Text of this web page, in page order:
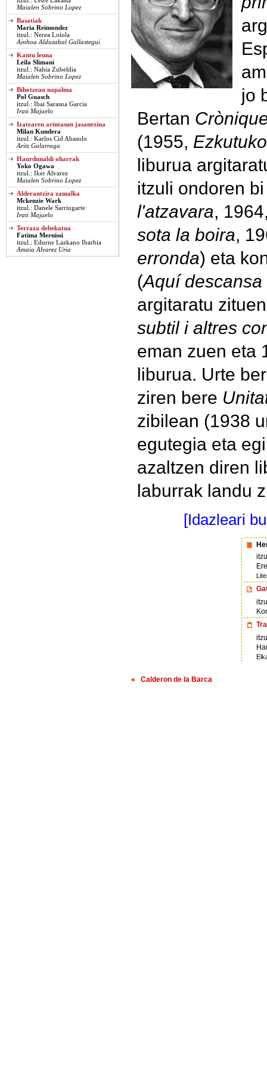
jo
Bertan
(1955,
liburua
itzuli ondoren
l'atzavara,
sota la boira,
erronda) eta
(Aquí
argitaratu
subtil i altres
eman zuen eta
liburua. Urte
ziren bere
zibilean (1938
egutegia eta
azaltzen diren
laburrak landu
[Idazleari
« Calderon de la Barca
Maialen Sobrino Lopez
Basatiak
Maria Reimondez
itzul.: Nerea Loiola
Ainhoa Aldazabal Gallastegui
Kantu leuna
Leila Slimani
itzul.: Nahia Zubeldia
Maialen Sobrino Lopez
Bihotzean napalma
Pol Guasch
itzul.: Ibai Sarasua Garcia
Irati Majuelo
Izatearen arintasun jasanezina
Milan Kundera
itzul.: Karlos Cid Abasolo
Aritz Galarraga
Haurdunaldi oharrak
Yoko Ogawa
itzul.: Iker Alvarez
Maialen Sobrino Lopez
Alderantzira zamalka
Mckenzie Wark
itzul.: Danele Sarriugarte
Irati Majuelo
Terraza debekatua
Fatima Mernissi
itzul.: Edurne Lazkano Ibarbia
Amaia Alvarez Uria